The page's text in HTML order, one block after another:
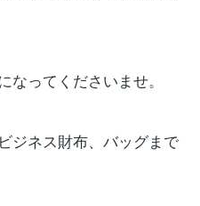
なってくださいませ。
ジネス財布、バッグまで